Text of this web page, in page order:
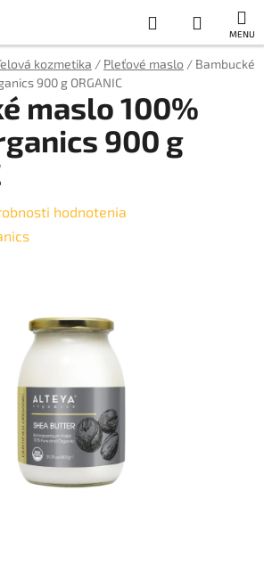
Hľadať
KOŠÍK
kozmetika / Pleťové maslo / Bambucké
900 g ORGANIC
maslo 100%
900 g
hodnotenia